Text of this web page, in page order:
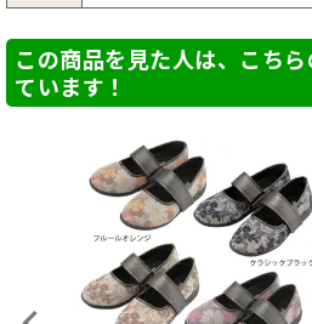
この商品を見た人は、こち
ています！